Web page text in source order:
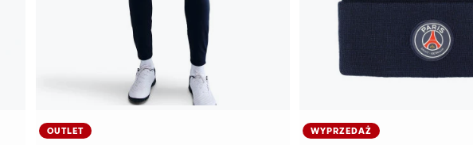
OUTLET WYPRZEDAŻ